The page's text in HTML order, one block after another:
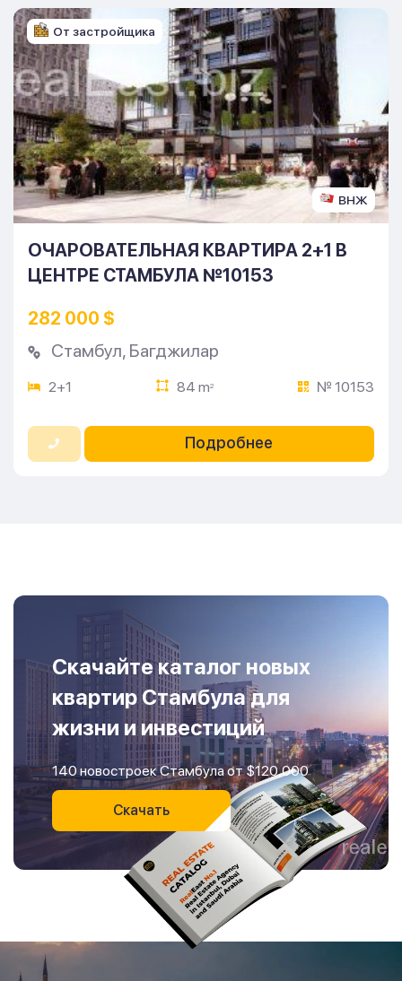
ВНЖ
От застройщика
ОЧАРОВАТЕЛЬНАЯ КВАРТИРА 2+1 В
ЦЕНТРЕ СТАМБУЛА №10153
282 000 $
Стамбул, Багджилар
2+1 84 m2 № 10153
Подробнее
Скачайте каталог новых
квартир Стамбула для
жизни и инвестиций
140 новостроек Стамбула от $120,000
Скачать